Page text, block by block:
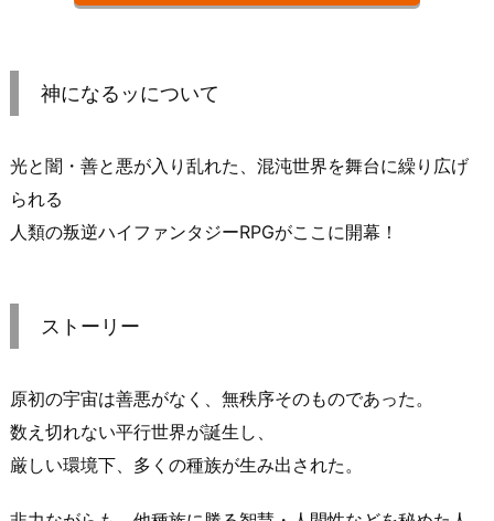
神になるッについて
光と闇・善と悪が入り乱れた、混沌世界を舞台に繰り広げ
られる
人類の叛逆ハイファンタジーRPGがここに開幕！
ストーリー
原初の宇宙は善悪がなく、無秩序そのものであった。
数え切れない平行世界が誕生し、
厳しい環境下、多くの種族が生み出された。